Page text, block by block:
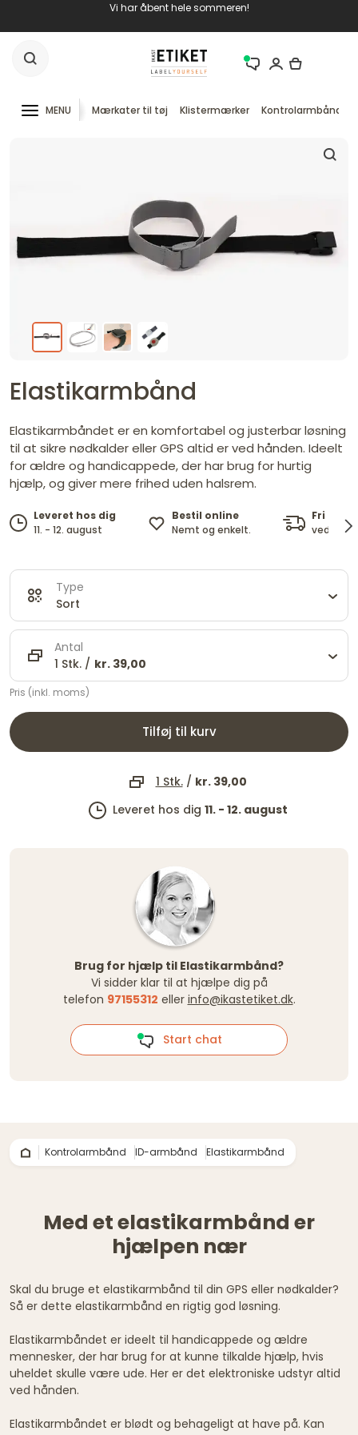
Vi har åbent hele sommeren!
MENU Mærkater til tøj Klistermærker Kontrolarmbånd
Elastikarmbånd
Elastikarmbåndet er en komfortabel og justerbar løsning
til at sikre nødkalder eller GPS altid er ved hånden. Ideelt
for ældre og handicappede, der har brug for hurtig
hjælp, og giver mere frihed uden halsrem.
Leveret hos dig
11. - 12. august
Bestil online
Nemt og enkelt.
Fri fragt
ved køb
Type
Sort
Antal
1 Stk. / kr. 39,00
Pris (inkl. moms)
Tilføj til kurv
1 Stk./ kr. 39,00
Leveret hos dig 11. - 12. august
Brug for hjælp til Elastikarmbånd?
Vi sidder klar til at hjælpe dig på
telefon 97155312 eller info@ikastetiket.dk.
Start chat
Kontrolarmbånd ID-armbånd Elastikarmbånd
Med et elastikarmbånd er
hjælpen nær
Skal du bruge et elastikarmbånd til din GPS eller nødkalder?
Så er dette elastikarmbånd en rigtig god løsning.
Elastikarmbåndet er ideelt til handicappede og ældre
mennesker, der har brug for at kunne tilkalde hjælp, hvis
uheldet skulle være ude. Her er det elektroniske udstyr altid
ved hånden.
Elastikarmbåndet er blødt og behageligt at have på. Kan